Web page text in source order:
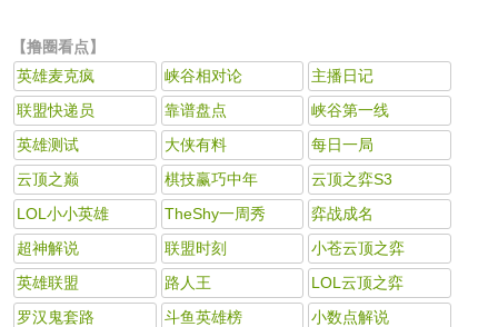
【撸圈看点】
英雄麦克疯
峡谷相对论
主播日记
联盟快递员
靠谱盘点
峡谷第一线
英雄测试
大侠有料
每日一局
云顶之巅
棋技赢巧中年
云顶之弈S3
LOL小小英雄
TheShy一周秀
弈战成名
超神解说
联盟时刻
小苍云顶之弈
英雄联盟
路人王
LOL云顶之弈
罗汉鬼套路
斗鱼英雄榜
小数点解说